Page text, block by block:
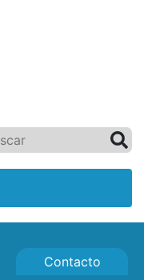
Contacto